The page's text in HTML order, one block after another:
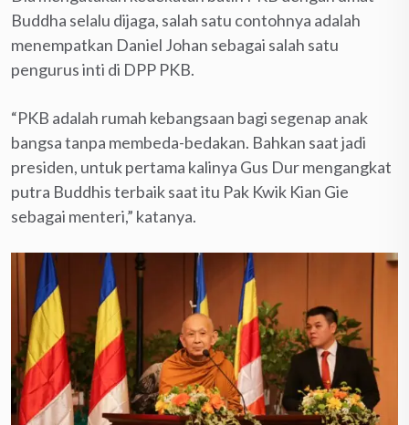
Buddha selalu dijaga, salah satu contohnya adalah
menempatkan Daniel Johan sebagai salah satu
pengurus inti di DPP PKB.
“PKB adalah rumah kebangsaan bagi segenap anak
bangsa tanpa membeda-bedakan. Bahkan saat jadi
presiden, untuk pertama kalinya Gus Dur mengangkat
putra Buddhis terbaik saat itu Pak Kwik Kian Gie
sebagai menteri,” katanya.